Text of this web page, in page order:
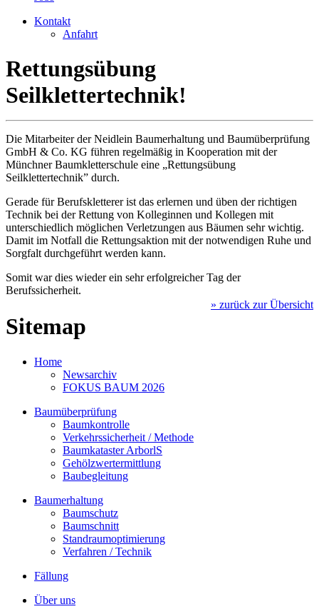
Kontakt
Anfahrt
Rettungsübung
Seilklettertechnik!
Die Mitarbeiter der Neidlein Baumerhaltung und Baumüberprüfung
GmbH & Co. KG führen regelmäßig in Kooperation mit der
Münchner Baumkletterschule eine „Rettungsübung
Seilklettertechnik” durch.
Gerade für Berufskletterer ist das erlernen und üben der richtigen
Technik bei der Rettung von Kolleginnen und Kollegen mit
unterschiedlich möglichen Verletzungen aus Bäumen sehr wichtig.
Damit im Notfall die Rettungsaktion mit der notwendigen Ruhe und
Sorgfalt durchgeführt werden kann.
Somit war dies wieder ein sehr erfolgreicher Tag der
Berufssicherheit.
» zurück zur Übersicht
Sitemap
Home
Newsarchiv
FOKUS BAUM 2026
Baumüberprüfung
Baumkontrolle
Verkehrssicherheit / Methode
Baumkataster ArborlS
Gehölzwertermittlung
Baubegleitung
Baumerhaltung
Baumschutz
Baumschnitt
Standraumoptimierung
Verfahren / Technik
Fällung
Über uns